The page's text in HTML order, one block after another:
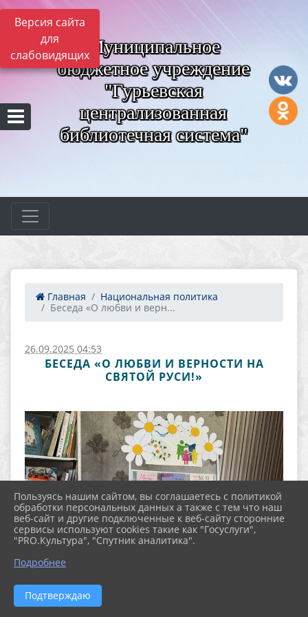
Версия сайта
для
слабовидящих Муниципальное
бюджетное учреждение
"Гурьевская
централизованная
библиотечная система"
Главная
Национальная политика
Беседа «О любви и верн...
26.09.2025 04:53
БЕСЕДА «О ЛЮБВИ И ВЕРНОСТИ НА
СВЯТОЙ РУСИ!»
Пользуясь нашим сайтом, вы соглашаетесь с политикой
обработки персональных данных а также с тем что наш
веб-сайт и другие подключенные к веб-сайту сторонние
сервисы используют cookies такие как "Госуслуги",
"PRO.Культура", "Спутник аналитика".
Подробнее
Подтверждаю